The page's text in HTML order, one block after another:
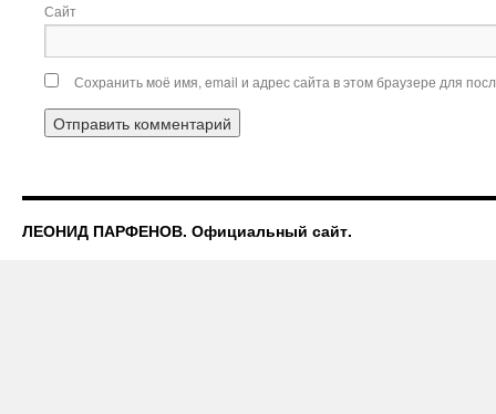
Сайт
Сохранить моё имя, email и адрес сайта в этом браузере для
ЛЕОНИД ПАРФЕНОВ. Официальный сайт.